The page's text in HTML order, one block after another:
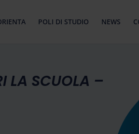
POLI DI STUDIO NEWS
LA SCUOLA –